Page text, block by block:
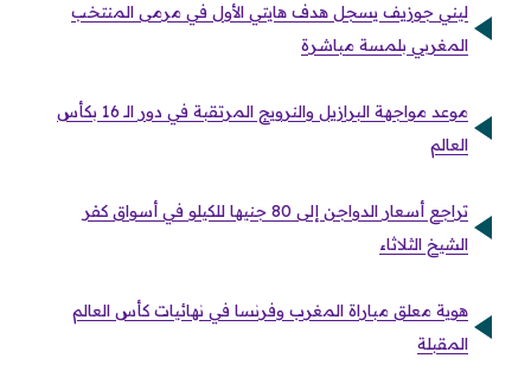
ليني جوزيف يسجل هدف هايتي الأول في مرمى المنتخب
المغربي بلمسة مباشرة
موعد مواجهة البرازيل والنرويج المرتقبة في دور الـ 16 بكأس
العالم
تراجع أسعار الدواجن إلى 80 جنيها للكيلو في أسواق كفر
الشيخ الثلاثاء
هوية معلق مباراة المغرب وفرنسا في نهائيات كأس العالم
المقبلة